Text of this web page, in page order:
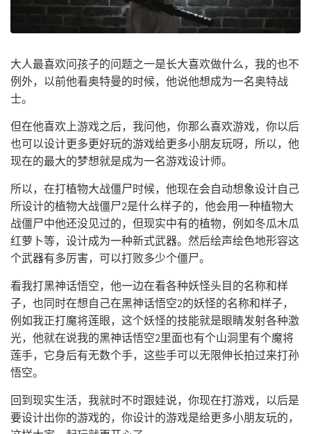
大人最喜欢问孩子的问题之一是长大喜欢做什么，我的也不
例外，以前他看奥特曼的时候，他说他想成为一名奥特战
士。
但在他喜欢上游戏之后，我问他，你那么喜欢游戏，你以后
也可以设计更多更好玩的游戏给更多小朋友玩呀，所以，他
现在的最大的梦想就是成为一名游戏设计师。
所以，在打植物大战僵尸时候，他现在会自动想象设计自己
所设计的植物大战僵尸2是什么样子的，他会用一种植物大
战僵尸中他还没见过的，但现实中有的植物，例如冬瓜木瓜
红萝卜等，设计成为一种新式武器。然后绘声绘色地形容这
个武器有多厉害，可以打败多少个僵尸。
看我打黑神话悟空，他一边在看各种妖怪头目的名称和样
子，也同时在想自己在黑神话悟空2的妖怪的名称和样子，
例如我正打魔将莲眼，这个妖怪的技能就是眼睛发射各种激
光，他就在说我的黑神话悟空2里面也有个山洞里有个魔将
莲手，它身后有无数个手，这些手可以无限伸长拍过来打孙
悟空。
回到现实生活，我就时不时跟娃说，你现在打游戏，以后是
要设计出你的游戏的，你设计的游戏是给更多小朋友玩的，